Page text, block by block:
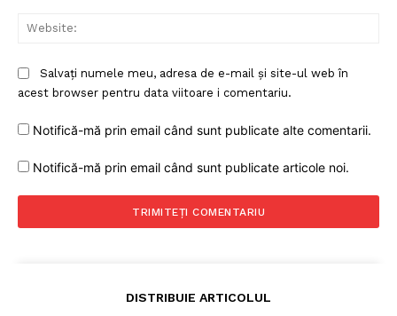
Salvați numele meu, adresa de e-mail și site-ul web în
acest browser pentru data viitoare i comentariu.
Notifică-mă prin email când sunt publicate alte comentarii.
Notifică-mă prin email când sunt publicate articole noi.
DISTRIBUIE ARTICOLUL